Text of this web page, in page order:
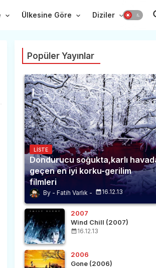
Ülkesine Göre Diziler
Popüler Yayınlar
LISTE
Dondurucu soğukta,karlı
geçen en iyi korku-gerilim
filmleri
Fatih Varlık 16.12.13
2007
Wind Chill (2007)
16.12.13
2006
Gone (2006)